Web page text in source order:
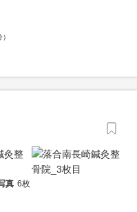
真 6枚